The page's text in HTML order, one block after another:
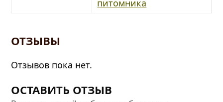
питомника
ОТЗЫВЫ
Отзывов пока нет.
ОСТАВИТЬ ОТЗЫВ